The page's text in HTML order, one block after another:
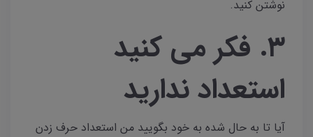
نوشتن کنید.
۳. فکر می کنید
استعداد ندارید
آیا تا به حال شده به خود بگویید من استعداد حرف زدن